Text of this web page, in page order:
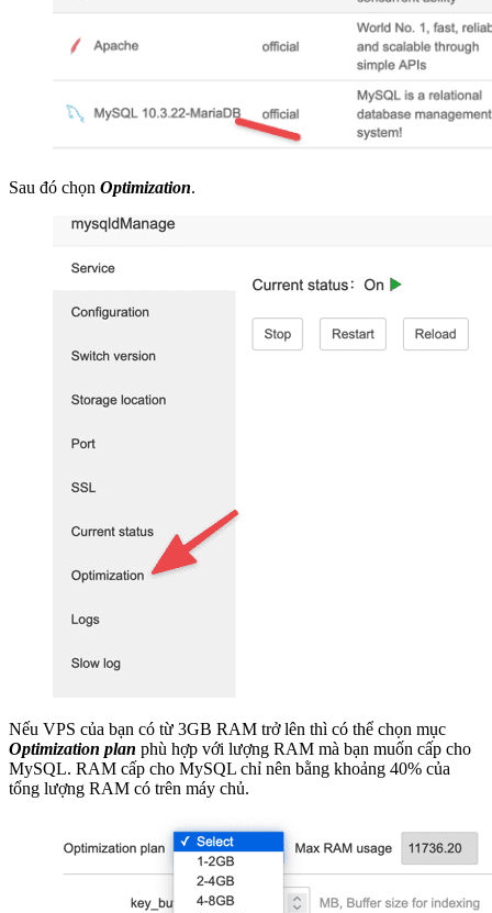
Sau đó chọn Optimization.
Nếu VPS của bạn có từ 3GB RAM trở lên thì có thể chọn mục
Optimization plan phù hợp với lượng RAM mà bạn muốn cấp cho
MySQL. RAM cấp cho MySQL chỉ nên bằng khoảng 40% của
tổng lượng RAM có trên máy chủ.